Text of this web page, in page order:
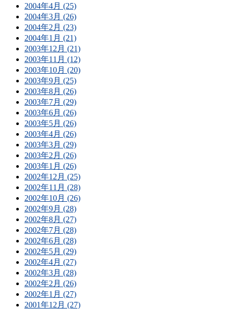
2004年4月 (25)
2004年3月 (26)
2004年2月 (23)
2004年1月 (21)
2003年12月 (21)
2003年11月 (12)
2003年10月 (20)
2003年9月 (25)
2003年8月 (26)
2003年7月 (29)
2003年6月 (26)
2003年5月 (26)
2003年4月 (26)
2003年3月 (29)
2003年2月 (26)
2003年1月 (26)
2002年12月 (25)
2002年11月 (28)
2002年10月 (26)
2002年9月 (28)
2002年8月 (27)
2002年7月 (28)
2002年6月 (28)
2002年5月 (29)
2002年4月 (27)
2002年3月 (28)
2002年2月 (26)
2002年1月 (27)
2001年12月 (27)